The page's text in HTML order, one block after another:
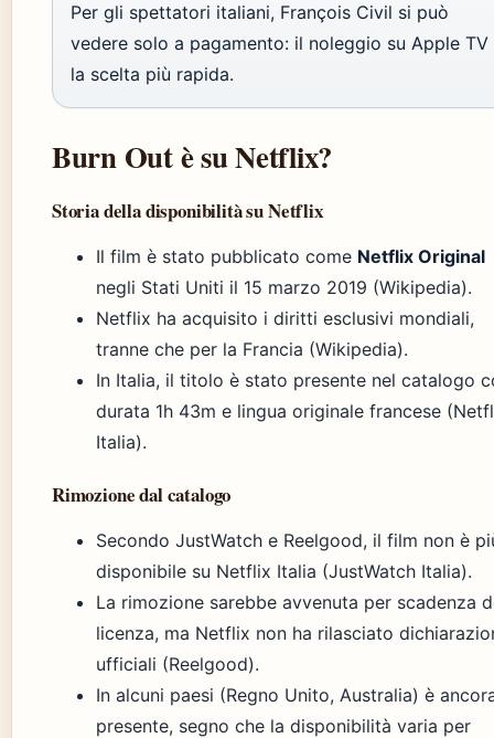
Per gli spettatori italiani, François Civil si può
vedere solo a pagamento: il noleggio su Apple TV
la scelta più rapida.
Burn Out è su Netflix?
Storia della disponibilità su Netflix
Il film è stato pubblicato come Netflix Original
negli Stati Uniti il 15 marzo 2019 (Wikipedia).
Netflix ha acquisito i diritti esclusivi mondiali,
tranne che per la Francia (Wikipedia).
In Italia, il titolo è stato presente nel catalogo
durata 1h 43m e lingua originale francese
Italia).
Rimozione dal catalogo
Secondo JustWatch e Reelgood, il film non è
disponibile su Netflix Italia (JustWatch Italia).
La rimozione sarebbe avvenuta per scadenza
licenza, ma Netflix non ha rilasciato
ufficiali (Reelgood).
In alcuni paesi (Regno Unito, Australia) è
presente, segno che la disponibilità varia per